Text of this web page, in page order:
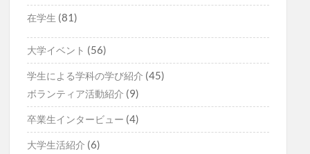
在学生 (81)
大学イベント (56)
学生による学科の学び紹介 (45)
ボランティア活動紹介 (9)
卒業生インタービュー (4)
大学生活紹介 (6)